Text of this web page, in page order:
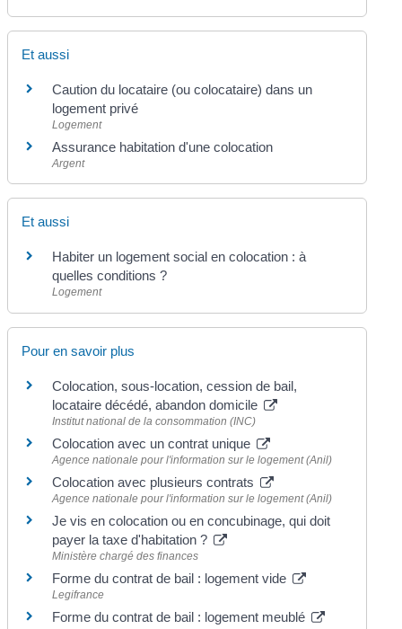
Et aussi
Caution du locataire (ou colocataire) dans un
logement privé
Logement
Assurance habitation d'une colocation
Argent
Et aussi
Habiter un logement social en colocation : à
quelles conditions ?
Logement
Pour en savoir plus
Colocation, sous-location, cession de bail,
locataire décédé, abandon domicile
Institut national de la consommation (INC)
Colocation avec un contrat unique
Agence nationale pour l'information sur le logement (Anil)
Colocation avec plusieurs contrats
Agence nationale pour l'information sur le logement (Anil)
Je vis en colocation ou en concubinage, qui doit
payer la taxe d'habitation ?
Ministère chargé des finances
Forme du contrat de bail : logement vide
Legifrance
Forme du contrat de bail : logement meublé